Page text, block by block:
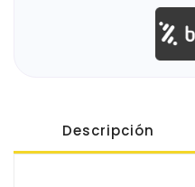
Descripción